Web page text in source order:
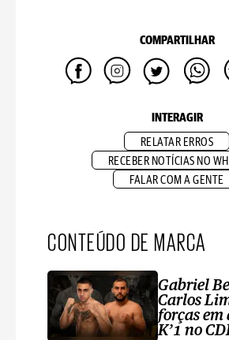
COMPARTILHAR
INTERAGIR
RELATAR ERROS
RECEBER NOTÍCIAS NO
FALAR COM A GENTE
CONTEÚDO DE MARCA
Gabriel
Carlos
forças em
K’1 no